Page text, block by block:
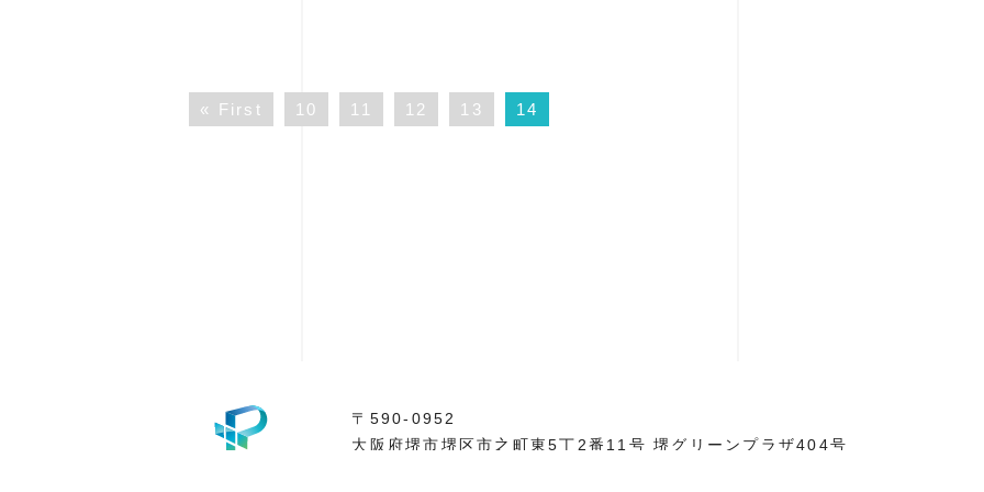
« First 10 11 12 13 14
〒590-0952
大阪府堺市堺区市之町東5丁2番11号 堺グリーンプラザ404号